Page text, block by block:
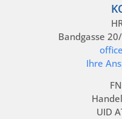
Bandgasse
Ihre
UID